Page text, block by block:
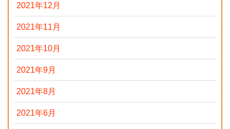
2021年12月
2021年11月
2021年10月
2021年9月
2021年8月
2021年6月